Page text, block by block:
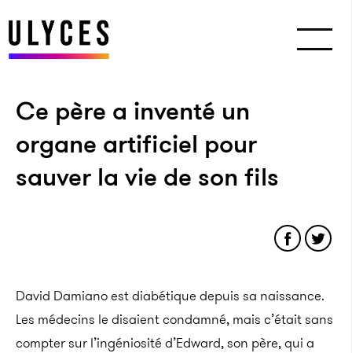
Ce père a inventé un
organe artificiel pour
sauver la vie de son fils
David Damiano est diabétique depuis sa naissance.
Les médecins le disaient condamné, mais c’était sans
compter sur l’ingéniosité d’Edward, son père, qui a